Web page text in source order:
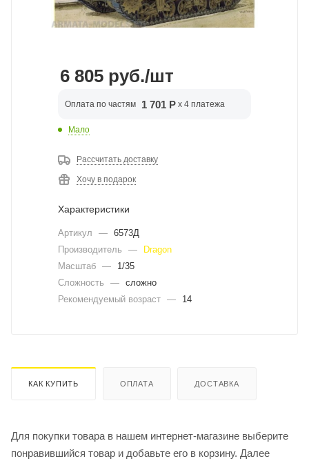
6 805 руб./шт
Оплата по частям 1 701 Р x 4 платежа
Мало
Рассчитать доставку
Хочу в подарок
Характеристики
Артикул — 6573Д
Производитель
—
Dragon
Масштаб —
1/35
Сложность
— сложно
Рекомендуемый возраст — 14
КАК КУПИТЬ ОПЛАТА ДОСТАВКА
Для покупки товара в нашем интернет-магазине выберите
понравившийся товар и добавьте его в корзину. Далее